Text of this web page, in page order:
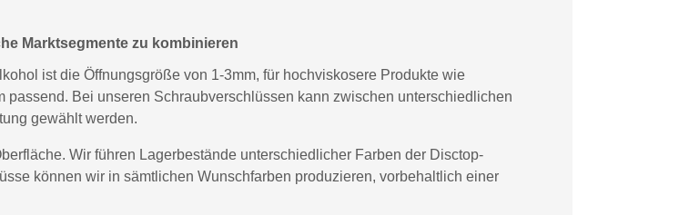
Marktsegmente zu kombinieren
ist die Öffnungsgröße von 1-3mm, für hochviskosere Produkte wie
Bei unseren Schraubverschlüssen kann zwischen unterschiedlichen
gewählt werden.
Wir führen Lagerbestände unterschiedlicher Farben der Disctop-
können wir in sämtlichen Wunschfarben produzieren, vorbehaltlich einer